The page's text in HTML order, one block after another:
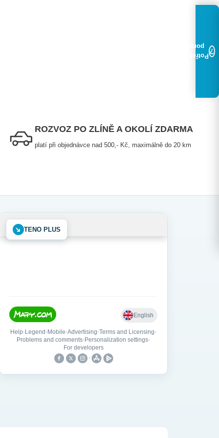
ROZVOZ PO ZLÍNĚ A OKOLÍ ZDARMA
platí při objednávce nad 500,- Kč, maximálně do 20 km
➜TENO PLUS
?
Potřebujete
poradit?